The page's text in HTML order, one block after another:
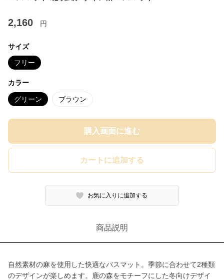
2,160 円
サイズ
フリー
カラー
グリーン ブラウン
購入画面に進む
カートに追加する
お気に入りに追加する
商品説明
自然素材の麻を使用した快適なバスマット。季節に合わせて2種類
のデザインが楽しめます。鹿の森をモチーフにした冬向けデザイ